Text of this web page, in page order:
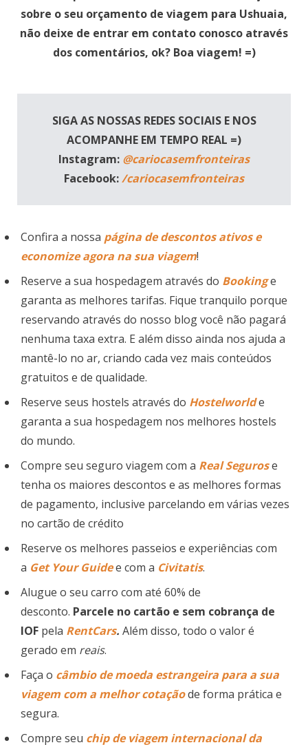
sobre o seu orçamento de viagem para Ushuaia,
não deixe de entrar em contato conosco através
dos comentários, ok? Boa viagem! =)
SIGA AS NOSSAS REDES SOCIAIS E NOS
ACOMPANHE EM TEMPO REAL =)
Instagram: @cariocasemfronteiras
Facebook:/cariocasemfronteiras
Confira a nossa página de descontos ativos e
economize agora na sua viagem!
Reserve a sua hospedagem através do Bookinge
garanta as melhores tarifas. Fique tranquilo porque
reservando através do nosso blog você não pagará
nenhuma taxa extra. E além disso ainda nos ajuda a
mantê-lo no ar, criando cada vez mais conteúdos
gratuitos e de qualidade.
Reserve seus hostels através do Hostelworlde
garanta a sua hospedagem nos melhores hostels
do mundo.
Compre seu seguro viagem com a Real Segurose
tenha os maiores descontos e as melhores formas
de pagamento, inclusive parcelando em várias vezes
no cartão de crédito
Reserve os melhores passeios e experiências com
a Get Your Guidee com a Civitatis.
Alugue o seu carro com até 60% de
desconto. Parcele no cartão e sem cobrança de
IOF pela RentCars. Além disso, todo o valor é
gerado em reais.
Faça o câmbio de moeda estrangeira para a sua
viagem com a melhor cotaçãode forma prática e
segura.
Compre seu chip de viagem internacionalda